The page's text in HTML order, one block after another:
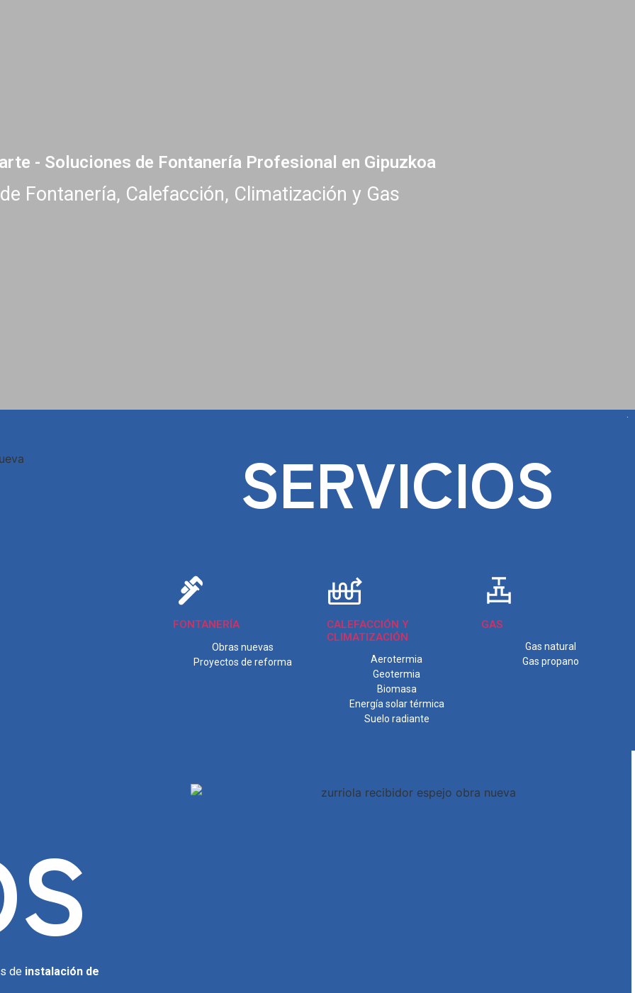
- Soluciones de Fontanería Profesional en Gipuzkoa
Fontanería, Calefacción, Climatización y Gas
SERVICIOS
FONTANERÍA
Obras nuevas
Proyectos de reforma
CALEFACCIÓN Y
CLIMATIZACIÓN
Aerotermia
Geotermia
Biomasa
Energía solar térmica
Suelo radiante
GAS
Gas natural
Gas propano
de instalación de